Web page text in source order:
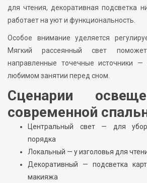
для чтения, декоративная подсветка
работает на уют и функциональность.
Особое внимание уделяется
Мягкий рассеянный свет
направленные точечные источники —
любимом занятии перед сном.
Сценарии
современной
Центральный свет — для
порядка
Локальный — у изголовья для
Декоративный — подсветка
макияжа